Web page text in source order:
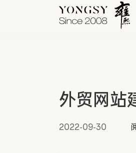
新能源案
我们的业
外贸网站
2022-09-30